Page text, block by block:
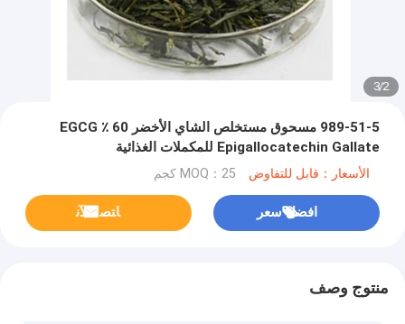
2
/
3
989-51-5 مسحوق مستخلص الشاي الأخضر 60 ٪ EGCG
Epigallocatechin Gallate للمكملات الغذائية
الأسعار：قابل للتفاوض MOQ：25 كجم
افضل سعر ﺎﺘﺼﻟ ﺍﻶﻧ
منتوج وصف